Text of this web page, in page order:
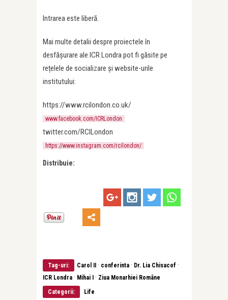
Intrarea este liberă.
Mai multe detalii despre proiectele în
desfășurare ale ICR Londra pot fi găsite pe
rețelele de socializare și website-urile
institutului:
https://www.rcilondon.co.uk/
www.facebook.com/ICRLondon
twitter.com/RCILondon
https://www.instagram.com/rcilondon/
Distribuie:
Tag-uri: Carol II · conferinta · Dr. Lia Chisacof ·
ICR Londra · Mihai I · Ziua Monarhiei Române
Categorii:
Life